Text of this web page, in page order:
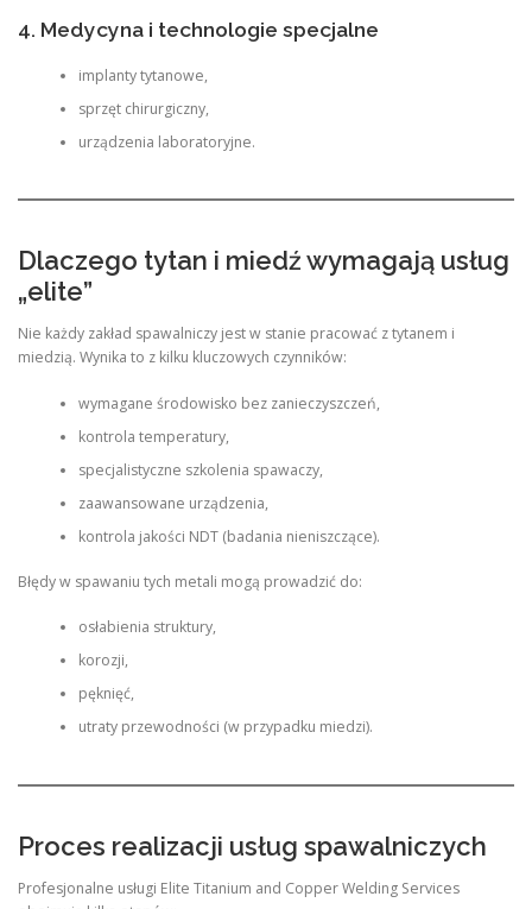
4. Medycyna i technologie specjalne
implanty tytanowe,
sprzęt chirurgiczny,
urządzenia laboratoryjne.
Dlaczego tytan i miedź wymagają usług
„elite”
Nie każdy zakład spawalniczy jest w stanie pracować z tytanem i
miedzią. Wynika to z kilku kluczowych czynników:
wymagane środowisko bez zanieczyszczeń,
kontrola temperatury,
specjalistyczne szkolenia spawaczy,
zaawansowane urządzenia,
kontrola jakości NDT (badania nieniszczące).
Błędy w spawaniu tych metali mogą prowadzić do:
osłabienia struktury,
korozji,
pęknięć,
utraty przewodności (w przypadku miedzi).
Proces realizacji usług spawalniczych
Profesjonalne usługi Elite Titanium and Copper Welding Services